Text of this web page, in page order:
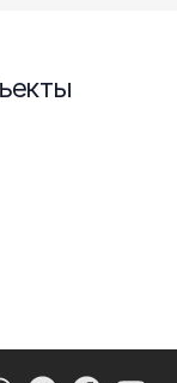
Telegram